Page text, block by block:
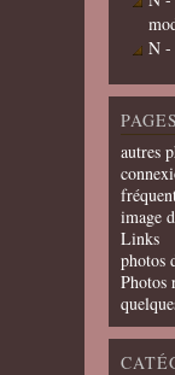
N -
PAGES
autres
image
Links
photos
Photos